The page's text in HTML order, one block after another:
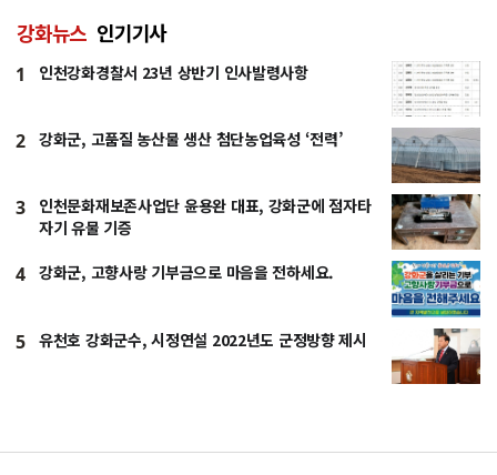
강화뉴스 인기기사
1 인천강화경찰서 23년 상반기 인사발령사항
2 강화군, 고품질 농산물 생산 첨단농업육성 ‘전력’
3
인천문화재보존사업단 윤용완 대표, 강화군에 점자타
자기 유물 기증
4 강화군, 고향사랑 기부금으로 마음을 전하세요.
5 유천호 강화군수, 시정연설 2022년도 군정방향 제시